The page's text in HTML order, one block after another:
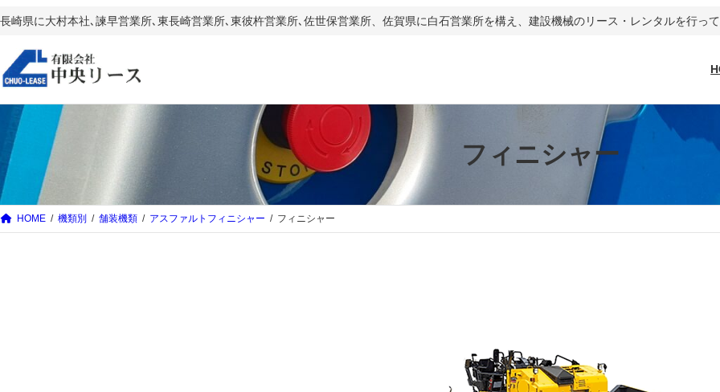
内
を
ス
キ
ッ
プ
長崎県に大村本社､諫早営業所､東長崎営業所､東彼杵営業所､佐世保営業所、佐賀県に白石営業所を構え、建設機械のリース・レンタルを行って
フィニシャー
HOME 機類別 舗装機類 アスファルトフィニシャー フィニシャー